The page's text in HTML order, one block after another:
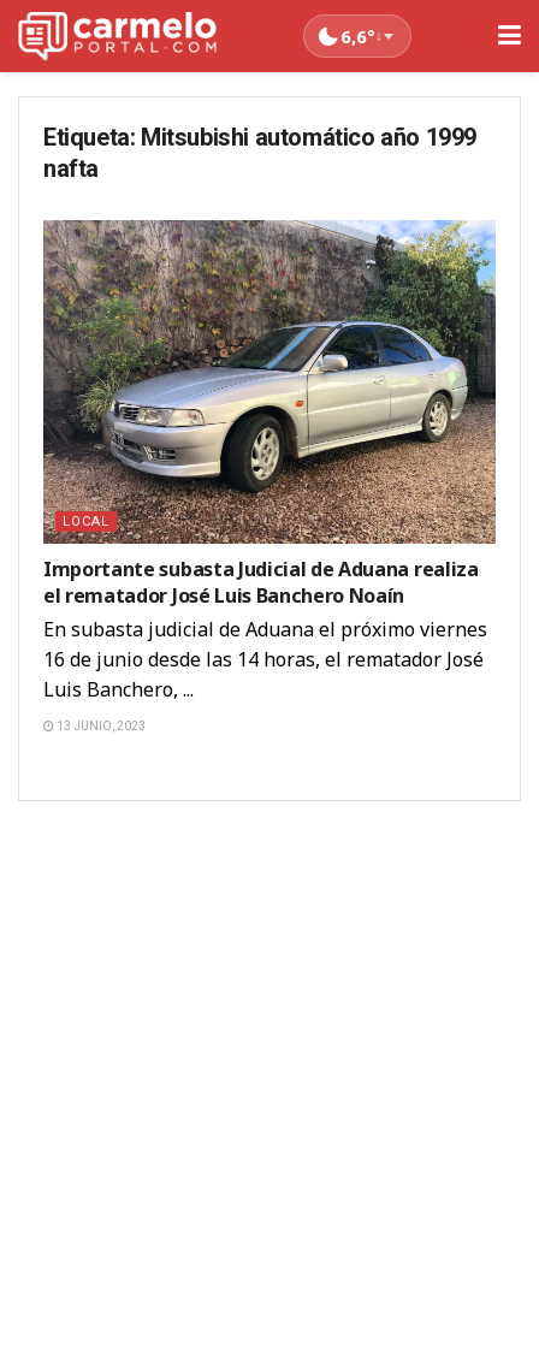
6,6°↓
Etiqueta: Mitsubishi automático año 1999
nafta
LOCAL
Importante subasta Judicial de Aduana realiza
el rematador José Luis Banchero Noaín
En subasta judicial de Aduana el próximo viernes
16 de junio desde las 14 horas, el rematador José
Luis Banchero, ...
13 JUNIO, 2023